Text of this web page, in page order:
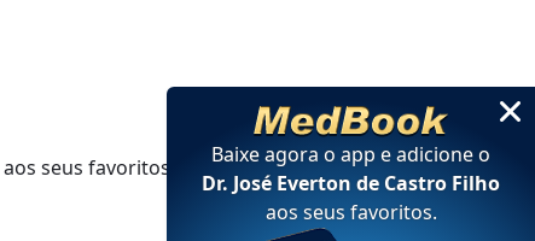
aos seus favoritos. Baixe agora o app e adicioneo
Dr. José Everton de Castro Filho
aos seus favoritos.